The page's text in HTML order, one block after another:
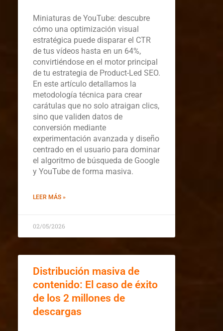
Miniaturas de YouTube: descubre
cómo una optimización visual
estratégica puede disparar el CTR
de tus vídeos hasta en un 64%,
convirtiéndose en el motor principal
de tu estrategia de Product-Led SEO.
En este artículo detallamos la
metodología técnica para crear
carátulas que no solo atraigan clics,
sino que validen datos de
conversión mediante
experimentación avanzada y diseño
centrado en el usuario para dominar
el algoritmo de búsqueda de Google
y YouTube de forma masiva.
LEER MÁS »
02/05/2026
Distribución masiva de
contenido: El caso de éxito
de los 2 millones de
descargas